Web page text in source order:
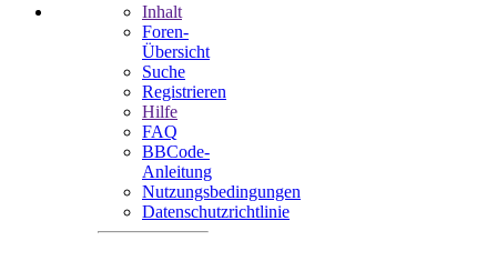
Inhalt
Foren-
Übersicht
Suche
Registrieren
Hilfe
FAQ
BBCode-
Anleitung
Nutzungsbedingungen
Datenschutzrichtlinie